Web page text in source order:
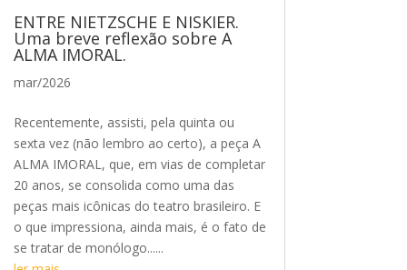
ENTRE NIETZSCHE E NISKIER.
Uma breve reflexão sobre A
ALMA IMORAL.
mar/2026
Recentemente, assisti, pela quinta ou
sexta vez (não lembro ao certo), a peça A
ALMA IMORAL, que, em vias de completar
20 anos, se consolida como uma das
peças mais icônicas do teatro brasileiro. E
o que impressiona, ainda mais, é o fato de
se tratar de monólogo......